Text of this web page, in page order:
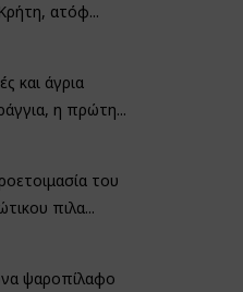
ατόφ...
και άγρια
η πρώτη...
του
πιλα...
ψαροπίλαφο